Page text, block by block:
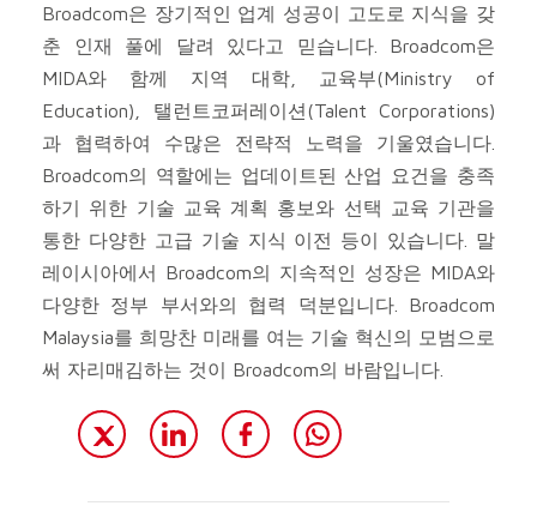
Broadcom은 장기적인 업계 성공이 고도로 지식을 갖
춘 인재 풀에 달려 있다고 믿습니다. Broadcom은
MIDA와 함께 지역 대학, 교육부(Ministry of
Education), 탤런트코퍼레이션(Talent Corporations)
과 협력하여 수많은 전략적 노력을 기울였습니다.
Broadcom의 역할에는 업데이트된 산업 요건을 충족
하기 위한 기술 교육 계획 홍보와 선택 교육 기관을
통한 다양한 고급 기술 지식 이전 등이 있습니다. 말
레이시아에서 Broadcom의 지속적인 성장은 MIDA와
다양한 정부 부서와의 협력 덕분입니다. Broadcom
Malaysia를 희망찬 미래를 여는 기술 혁신의 모범으로
써 자리매김하는 것이 Broadcom의 바람입니다.